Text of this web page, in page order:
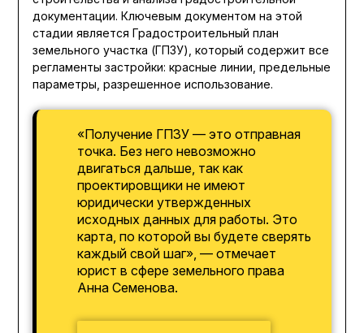
документации. Ключевым документом на этой
стадии является Градостроительный план
земельного участка (ГПЗУ), который содержит все
регламенты застройки: красные линии, предельные
параметры, разрешенное использование.
«Получение ГПЗУ — это отправная
точка. Без него невозможно
двигаться дальше, так как
проектировщики не имеют
юридически утвержденных
исходных данных для работы. Это
карта, по которой вы будете сверять
каждый свой шаг», — отмечает
юрист в сфере земельного права
Анна Семенова.